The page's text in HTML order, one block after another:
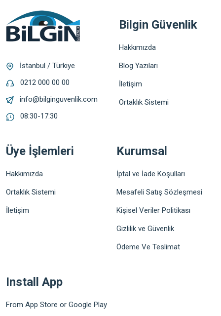
İstanbul / Türkiye
0212 000 00 00
info@bilginguvenlik.com
08:30-17:30
Bilgin Güvenlik
Hakkımızda
Blog Yazıları
İletişim
Ortaklık Sistemi
Üye İşlemleri
Hakkımızda
Ortaklık Sistemi
İletişim
Kurumsal
İptal ve İade Koşulları
Mesafeli Satış Sözleşmesi
Kişisel Veriler Politikası
Gizlilik ve Güvenlik
Ödeme Ve Teslimat
Install App
From App Store or Google Play